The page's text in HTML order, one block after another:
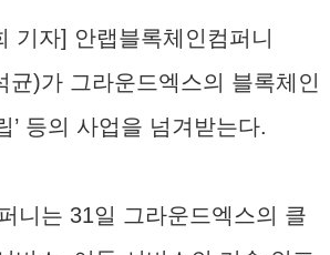
기자] 안랩블록체인컴퍼니
균)가 그라운드엑스의 블록체인
’ 등의 사업을 넘겨받는다.
니는 31일 그라운드엑스의 클